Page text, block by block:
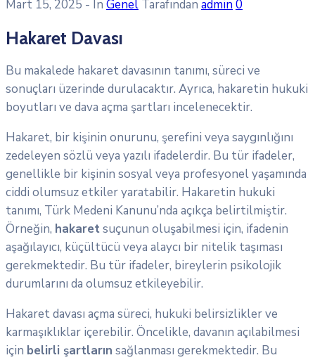
Mart 15, 2025 - In Genel Tarafından admin0
Hakaret Davası
Bu makalede hakaret davasının tanımı, süreci ve
sonuçları üzerinde durulacaktır. Ayrıca, hakaretin hukuki
boyutları ve dava açma şartları incelenecektir.
Hakaret, bir kişinin onurunu, şerefini veya saygınlığını
zedeleyen sözlü veya yazılı ifadelerdir. Bu tür ifadeler,
genellikle bir kişinin sosyal veya profesyonel yaşamında
ciddi olumsuz etkiler yaratabilir. Hakaretin hukuki
tanımı, Türk Medeni Kanunu’nda açıkça belirtilmiştir.
Örneğin, hakaretsuçunun oluşabilmesi için, ifadenin
aşağılayıcı, küçültücü veya alaycı bir nitelik taşıması
gerekmektedir. Bu tür ifadeler, bireylerin psikolojik
durumlarını da olumsuz etkileyebilir.
Hakaret davası açma süreci, hukuki belirsizlikler ve
karmaşıklıklar içerebilir. Öncelikle, davanın açılabilmesi
için belirli şartların sağlanması gerekmektedir. Bu